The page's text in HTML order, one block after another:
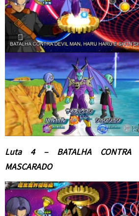
Luta 4 – BATALHA CONTRA
MASCARADO